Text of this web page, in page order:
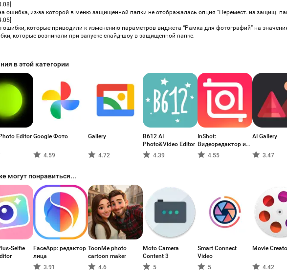
ошибка, из-за которой в меню защищенной папки не отображалась опция “Перемест. из защищ.
ошибки, которые приводили к изменению параметров виджета “Рамка для фотографий” на
которые возникали при запуске слайд-шоу в защищенной папке.
в этой категории
Editor Google Фото
4.59
Gallery
4.72
B612 AI
Photo&Video Editor
4.39
InShot:
Видеоредактор и
фото4.55
AI Gallery
3.47
могут понравиться...
Selfie
FaceApp: редактор
лица
3.91
ToonMe photo
cartoon maker
4.6
Moto Camera
Content 3
5
Smart Connect
Video
5
Movie
4.42